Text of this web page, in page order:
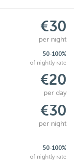
€30
per night
50-100%
of nightly rate
€20
per day
€30
per night
50-100%
of nightly rate